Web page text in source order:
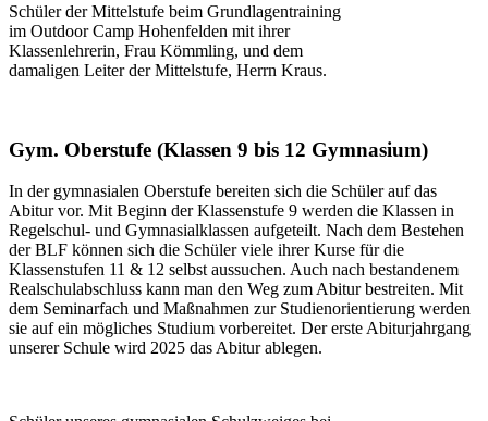
Schüler der Mittelstufe beim Grundlagentraining
im Outdoor Camp Hohenfelden mit ihrer
Klassenlehrerin, Frau Kömmling, und dem
damaligen Leiter der Mittelstufe, Herrn Kraus.
Gym. Oberstufe (Klassen 9 bis 12 Gymnasium)
In der gymnasialen Oberstufe bereiten sich die Schüler auf das
Abitur vor. Mit Beginn der Klassenstufe 9 werden die Klassen in
Regelschul- und Gymnasialklassen aufgeteilt. Nach dem Bestehen
der BLF können sich die Schüler viele ihrer Kurse für die
Klassenstufen 11 & 12 selbst aussuchen. Auch nach bestandenem
Realschulabschluss kann man den Weg zum Abitur bestreiten. Mit
dem Seminarfach und Maßnahmen zur Studienorientierung werden
sie auf ein mögliches Studium vorbereitet. Der erste Abiturjahrgang
unserer Schule wird 2025 das Abitur ablegen.